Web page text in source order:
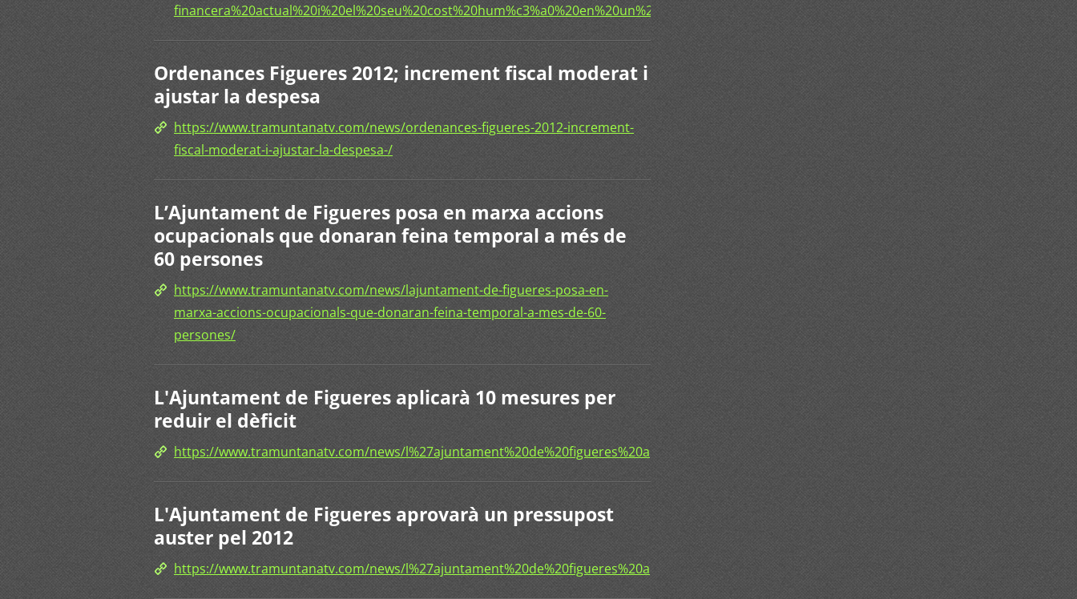
financera%20actual%20i%20el%20seu%20cost%20hum%c3%a0%20en%20un%20taller%20a%20la%20mare%20de%20deu%20del%20mont/
Ordenances Figueres 2012; increment fiscal moderat i
ajustar la despesa
https://www.tramuntanatv.com/news/ordenances-figueres-2012-increment-
fiscal-moderat-i-ajustar-la-despesa-/
L’Ajuntament de Figueres posa en marxa accions
ocupacionals que donaran feina temporal a més de
60 persones
https://www.tramuntanatv.com/news/lajuntament-de-figueres-posa-en-
marxa-accions-ocupacionals-que-donaran-feina-temporal-a-mes-de-60-
persones/
L'Ajuntament de Figueres aplicarà 10 mesures per
reduir el dèficit
https://www.tramuntanatv.com/news/
L'Ajuntament de Figueres aprovarà un pressupost
auster pel 2012
https://www.tramuntanatv.com/news/l%27ajuntament%20de%20figueres%20aprovar%c3%a0%20un%20pressupost%20auster%20pel%202012/